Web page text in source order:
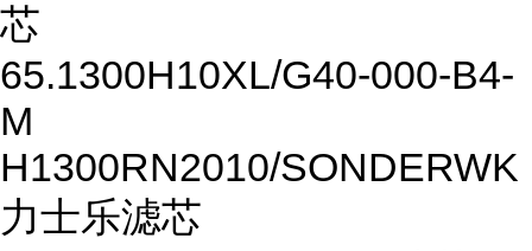
芯
65.1300H10XL/G40-000-B4-
M
H1300RN2010/SONDERWK
力士乐滤芯